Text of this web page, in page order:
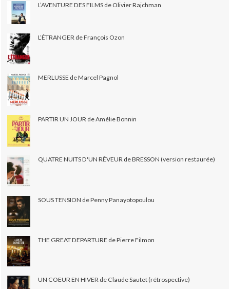
L’AVENTURE DES FILMS de Olivier Rajchman
L’ÉTRANGER de François Ozon
MERLUSSE de Marcel Pagnol
PARTIR UN JOUR de Amélie Bonnin
QUATRE NUITS D'UN RÊVEUR de BRESSON (version restaurée)
SOUS TENSION de Penny Panayotopoulou
THE GREAT DEPARTURE de Pierre Filmon
UN COEUR EN HIVER de Claude Sautet (rétrospective)